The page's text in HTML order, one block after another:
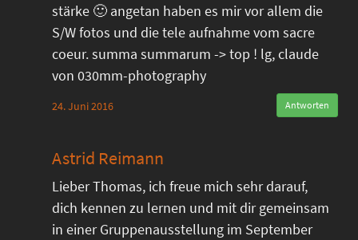
stärke 🙂 angetan haben es mir vor allem die
S/W fotos und die tele aufnahme vom sacre
coeur. summa summarum -> top ! lg, claude
von 030mm-photography
24. Juni 2016 Antworten
Astrid Reimann
Lieber Thomas, ich freue mich sehr darauf,
dich kennen zu lernen und mit dir gemeinsam
in einer Gruppenausstellung im September